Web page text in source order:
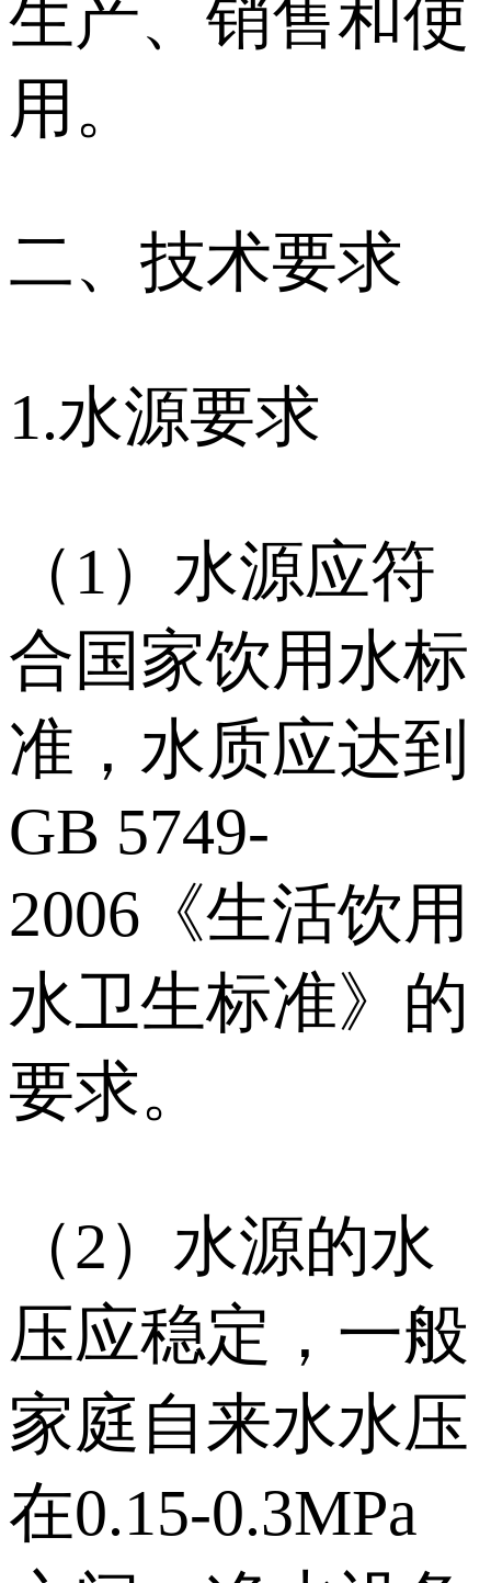
生产、销售和使
用。
二、技术要求
1.水源要求
（1）水源应符
合国家饮用水标
准，水质应达到
GB 5749-
2006《生活饮用
水卫生标准》的
要求。
（2）水源的水
压应稳定，一般
家庭自来水水压
在0.15-0.3MPa